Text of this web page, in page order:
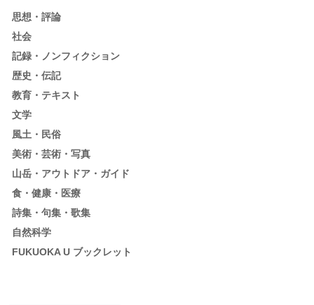
思想・評論
社会
記録・ノンフィクション
歴史・伝記
教育・テキスト
文学
風土・民俗
美術・芸術・写真
山岳・アウトドア・ガイド
食・健康・医療
詩集・句集・歌集
自然科学
FUKUOKA U ブックレット